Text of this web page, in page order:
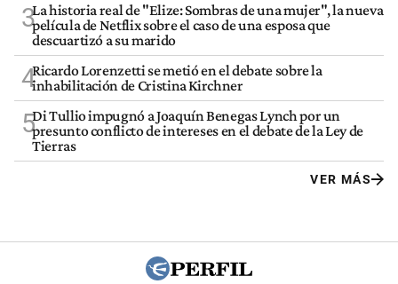
3La historia real de "Elize: Sombras de una mujer", la nueva
película de Netflix sobre el caso de una esposa que
descuartizó a su marido
4Ricardo Lorenzetti se metió en el debate sobre la
inhabilitación de Cristina Kirchner
5Di Tullio impugnó a Joaquín Benegas Lynch por un
presunto conflicto de intereses en el debate de la Ley de
Tierras
VER MÁS